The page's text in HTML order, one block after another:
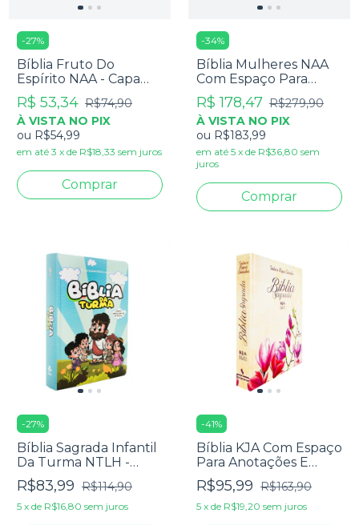
-27%
Bíblia Fruto Do
Espírito NAA - Capa
Dura Verde
R$ 53,34 R$74,90
À VISTA NO PIX
ou R$54,99
em até 3 x de R$18,33 sem juros
-34%
Bíblia Mulheres NAA
Com Espaço Para
Anotações - Viviane
Martinello - Capa
Acinzentada
R$ 178,47 R$279,90
À VISTA NO PIX
ou R$183,99
em até 5 x de R$36,80 sem
juros
-27%
Bíblia Sagrada Infantil
Da Turma NTLH -
Capa Dura Ilustrada
R$83,99 R$114,90
5 x de R$16,80 sem juros
-41%
Bíblia KJA Com Espaço
Para Anotações E
Texto Colorido - Capa
Dura Magnólia
R$95,99 R$163,90
5 x de R$19,20 sem juros